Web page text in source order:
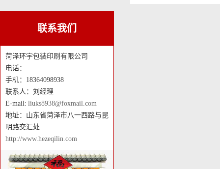
联系我们
菏泽环宇包装印刷有限公司
电话：
手机：18364098938
联系人：刘经理
E-mail: liuks8938@foxmail.com
地址：山东省菏泽市八一西路与昆
明路交汇处
http://www.hezeqilin.com